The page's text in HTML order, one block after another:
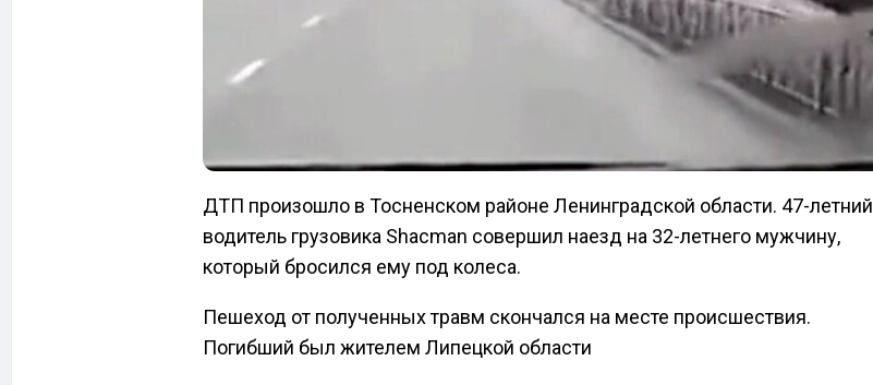
ДТП произошло в Тосненском районе Ленинградской области. 47-летний
водитель грузовика Shacman совершил наезд на 32-летнего мужчину,
который бросился ему под колеса.
Пешеход от полученных травм скончался на месте происшествия.
Погибший был жителем Липецкой области